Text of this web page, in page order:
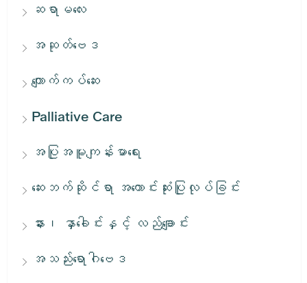
ဆရာမလေး
အဆုတ်ဗေဒ
ကျောက်ကပ်ဆေး
Palliative Care
အပြုအမူကျန်းမာရေး
ဆေးဘက်ဆိုင်ရာ အကောင်းဆုံးပြုလုပ်ခြင်း
နား၊ နှာခေါင်းနှင့် လည်ချောင်း
အသည်းရောဂါဗေဒ